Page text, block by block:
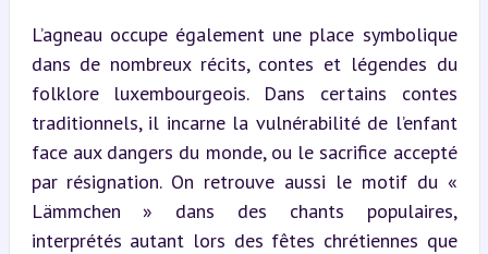
L’agneau occupe également une place symbolique
dans de nombreux récits, contes et légendes du
folklore luxembourgeois. Dans certains contes
traditionnels, il incarne la vulnérabilité de l’enfant
face aux dangers du monde, ou le sacrifice accepté
par résignation. On retrouve aussi le motif du «
Lämmchen » dans des chants populaires,
interprétés autant lors des fêtes chrétiennes que